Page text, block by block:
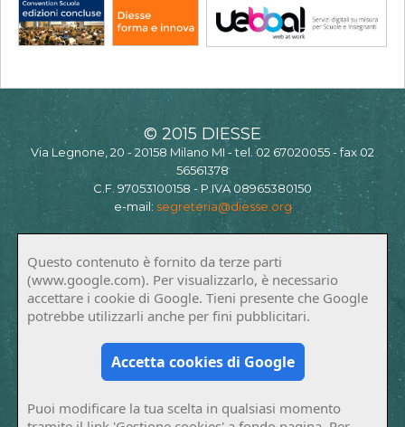
© 2015 DIESSE
Via Legnone, 20 - 20158 Milano MI - tel. 02 67020055 - fax 02
56561378
C.F. 97053100158 - P.IVA 08965380150
e-mail: segreteria@diesse.org
Questo contenuto è fornito da terze parti
(www.google.com). Per visualizzarlo, è necessario
accettare i cookie di Google. Tieni presente che Google
potrebbe utilizzarli anche per fini pubblicitari.
Accetta cookies di Google
Puoi modificare la tua scelta in qualsiasi momento